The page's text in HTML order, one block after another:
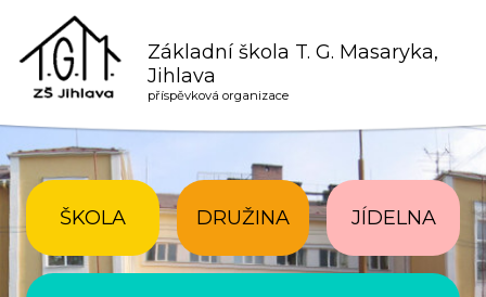
Základní škola T. G. Masaryka,
Jihlava
příspěvková organizace
ŠKOLA DRUŽINA JÍDELNA